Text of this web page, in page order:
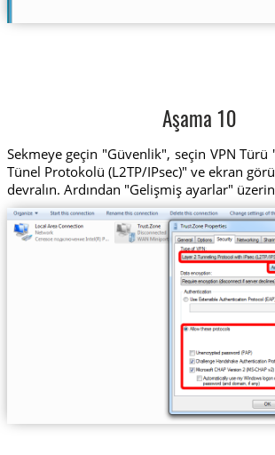
Aşama 10
Sekmeye geçin "Güvenlik", seçin VPN Türü
Tünel Protokolü (L2TP/IPsec)" ve ekran
devralın. Ardından "Gelişmiş ayarlar"